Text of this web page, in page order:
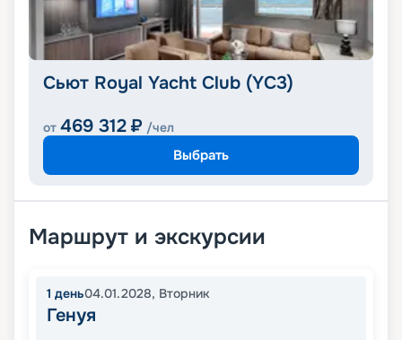
Сьют Royal Yacht Club (YC3)
от 469 312 ₽ /чел
Выбрать
Маршрут и экскурсии
1 день04.01.2028, Вторник
Генуя